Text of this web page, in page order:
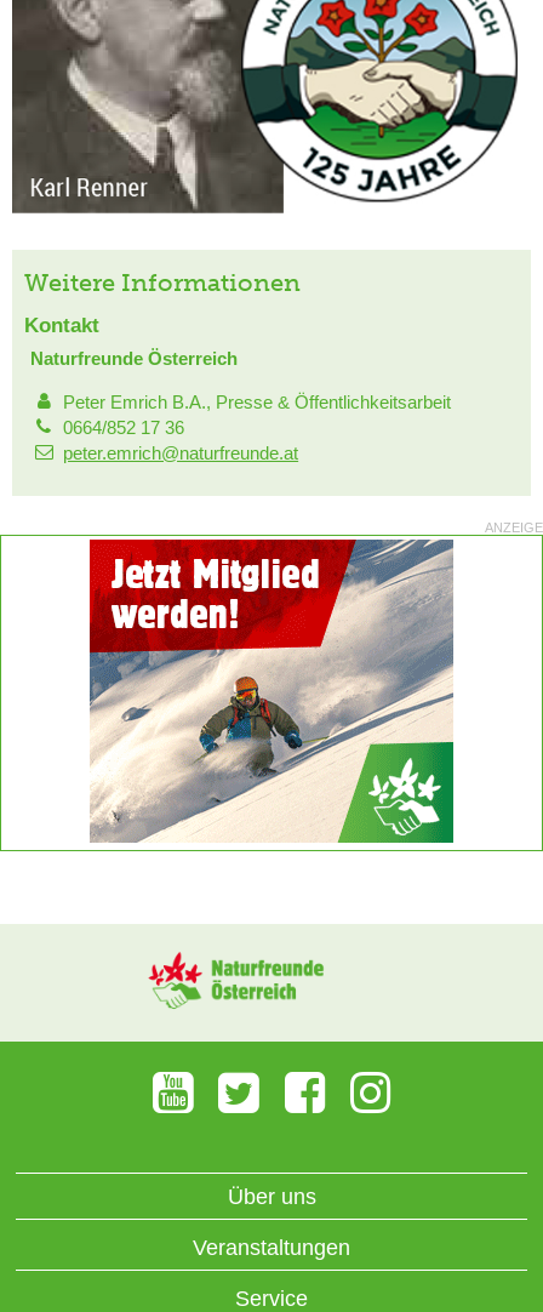
Weitere Informationen
Kontakt
Naturfreunde Österreich
Peter Emrich B.A., Presse & Öffentlichkeitsarbeit
0664/852 17 36
peter.emrich@naturfreunde.at
ANZEIGE
Über uns
Veranstaltungen
Service